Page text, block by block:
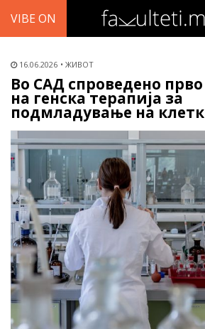
VIBE ON
16.06.2026 ЖИВОТ
Во САД спроведено
на генска терапија за
подмладување на